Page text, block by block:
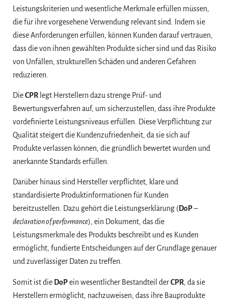
Leistungskriterien und wesentliche Merkmale erfüllen müssen,
die für ihre vorgesehene Verwendung relevant sind. Indem sie
diese Anforderungen erfüllen, können Kunden darauf vertrauen,
dass die von ihnen gewählten Produkte sicher sind und das Risiko
von Unfällen, strukturellen Schäden und anderen Gefahren
reduzieren.
DieCPR legt Herstellern dazu strenge Prüf- und
Bewertungsverfahren auf, um sicherzustellen, dass ihre Produkte
vordefinierte Leistungsniveaus erfüllen. Diese Verpflichtung zur
Qualität steigert die Kundenzufriedenheit, da sie sich auf
Produkte verlassen können, die gründlich bewertet wurden und
anerkannte Standards erfüllen.
Darüber hinaus sind Hersteller verpflichtet, klare und
standardisierte Produktinformationen für Kunden
bereitzustellen. Dazu gehört die Leistungserklärung (DoP–
declaration of performance), ein Dokument, das die
Leistungsmerkmale des Produkts beschreibt und es Kunden
ermöglicht, fundierte Entscheidungen auf der Grundlage genauer
und zuverlässiger Daten zu treffen.
Somit ist die DoPein wesentlicher Bestandteil derCPR, da sie
Herstellern ermöglicht, nachzuweisen, dass ihre Bauprodukte